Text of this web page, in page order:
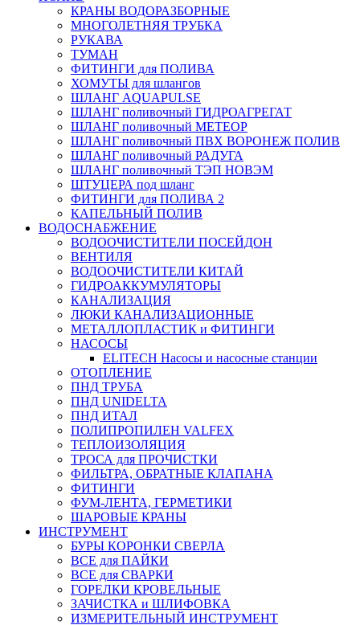
КРАНЫ ВОДОРАЗБОРНЫЕ
МНОГОЛЕТНЯЯ ТРУБКА
РУКАВА
ТУМАН
ФИТИНГИ для ПОЛИВА
ХОМУТЫ для шлангов
ШЛАНГ AQUAPULSE
ШЛАНГ поливочный ГИДРОАГРЕГАТ
ШЛАНГ поливочный МЕТЕОР
ШЛАНГ поливочный ПВХ ВОРОНЕЖ ПОЛИВ
ШЛАНГ поливочный РАДУГА
ШЛАНГ поливочный ТЭП НОВЭМ
ШТУЦЕРА под шланг
ФИТИНГИ для ПОЛИВА 2
КАПЕЛЬНЫЙ ПОЛИВ
ВОДОСНАБЖЕНИЕ
ВОДООЧИСТИТЕЛИ ПОСЕЙДОН
ВЕНТИЛЯ
ВОДООЧИСТИТЕЛИ КИТАЙ
ГИДРОАККУМУЛЯТОРЫ
КАНАЛИЗАЦИЯ
ЛЮКИ КАНАЛИЗАЦИОННЫЕ
МЕТАЛЛОПЛАСТИК и ФИТИНГИ
НАСОСЫ
ELITECH Насосы и насосные станции
ОТОПЛЕНИЕ
ПНД ТРУБА
ПНД UNIDELTA
ПНД ИТАЛ
ПОЛИПРОПИЛЕН VALFEX
ТЕПЛОИЗОЛЯЦИЯ
ТРОСА для ПРОЧИСТКИ
ФИЛЬТРА, ОБРАТНЫЕ КЛАПАНА
ФИТИНГИ
ФУМ-ЛЕНТА, ГЕРМЕТИКИ
ШАРОВЫЕ КРАНЫ
ИНСТРУМЕНТ
БУРЫ КОРОНКИ СВЕРЛА
ВСЕ для ПАЙКИ
ВСЕ для СВАРКИ
ГОРЕЛКИ КРОВЕЛЬНЫЕ
ЗАЧИСТКА и ШЛИФОВКА
ИЗМЕРИТЕЛЬНЫЙ ИНСТРУМЕНТ